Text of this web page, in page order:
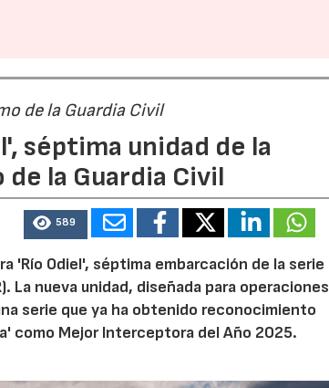
de la Guardia Civil
séptima unidad de la
la Guardia Civil
589
'Río Odiel', séptima embarcación de la serie
La nueva unidad, diseñada para operaciones
serie que ya ha obtenido reconocimiento
como Mejor Interceptora del Año 2025.